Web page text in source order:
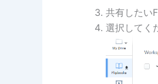
共有したい
選択してく